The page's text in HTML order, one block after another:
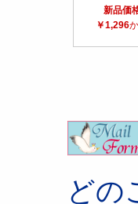
新品価
￥1,296
どの